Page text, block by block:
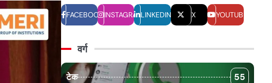
FACEBOOKINSTAGRAMLINKEDIN X YOUTUBE
वर्ग
टेक 55